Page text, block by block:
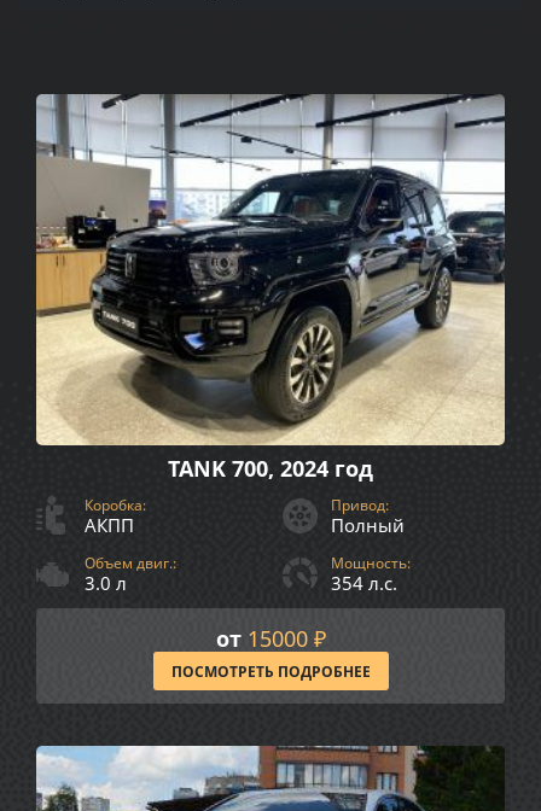
TANK 700, 2024 год
Коробка:
АКПП
Привод:
Полный
Объем двиг.:
3.0 л
Мощность:
354 л.с.
от 15000 ₽
ПОСМОТРЕТЬ ПОДРОБНЕЕ